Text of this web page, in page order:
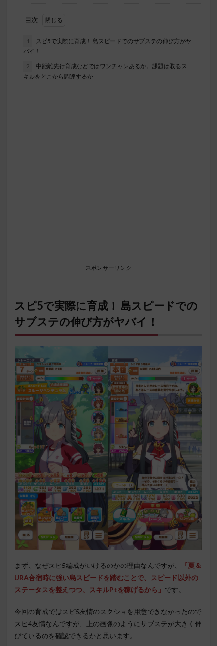
目次
1
スピ5で実際に育成！ 島スピードでのサブステの伸び方がヤ
バイ！
2
中距離先行育成などではワンチャンあるか。課題は取るス
キルをどこから調達するか
スポンサーリンク
スピ5で実際に育成！ 島スピードでの
サブステの伸び方がヤバイ！
まず、なぜスピ5編成がいけるのかの理由なんですが、
「夏＆
URA合宿時に強い島スピードを踏むことで、スピード以外の
ステータスを整えつつ、スキルPtを稼げるから」 です。
今回の育成ではスピ5友情のスクショを用意できなかったので
スピ4友情なんですが、上の画像のようにサブステが大きく伸
びているのを確認できるかと思います。